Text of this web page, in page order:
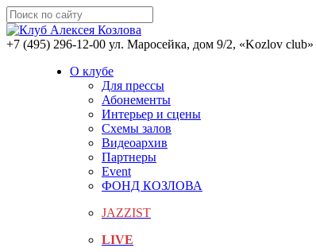
+7 (495) 296-12-00 ул. Маросейка, дом 9/2, «Kozlov club»
О клубе
Для прессы
Абонементы
Интерьер и сцены
Схемы залов
Видеоархив
Партнеры
Event
ФОНД КОЗЛОВА
JAZZIST
LIVE